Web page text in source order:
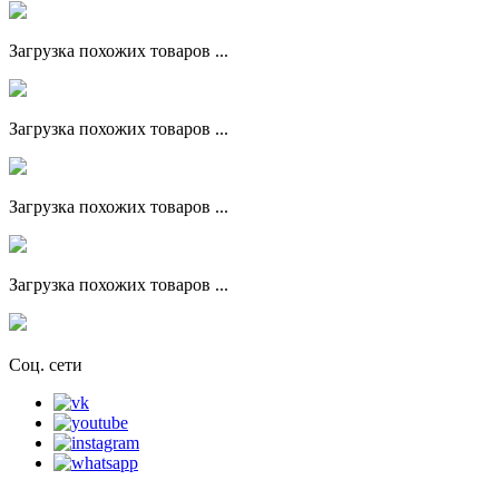
Загрузка похожих товаров ...
Загрузка похожих товаров ...
Загрузка похожих товаров ...
Загрузка похожих товаров ...
Соц. сети